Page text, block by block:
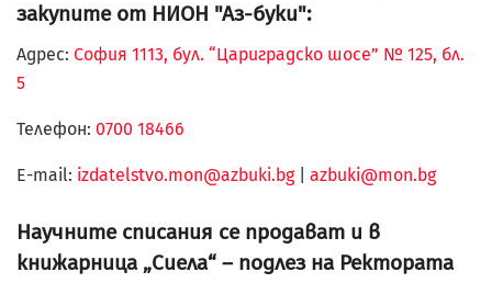
закупите от НИОН "Аз-буки":
Адрес: София 1113, бул. “Цариградско шосе” № 125, бл.
5
Телефон: 0700 18466
Е-mail: izdatelstvo.mon@azbuki.bg| azbuki@mon.bg
Научните списания се продават и в
книжарница „Сиела“ – подлез на Ректората